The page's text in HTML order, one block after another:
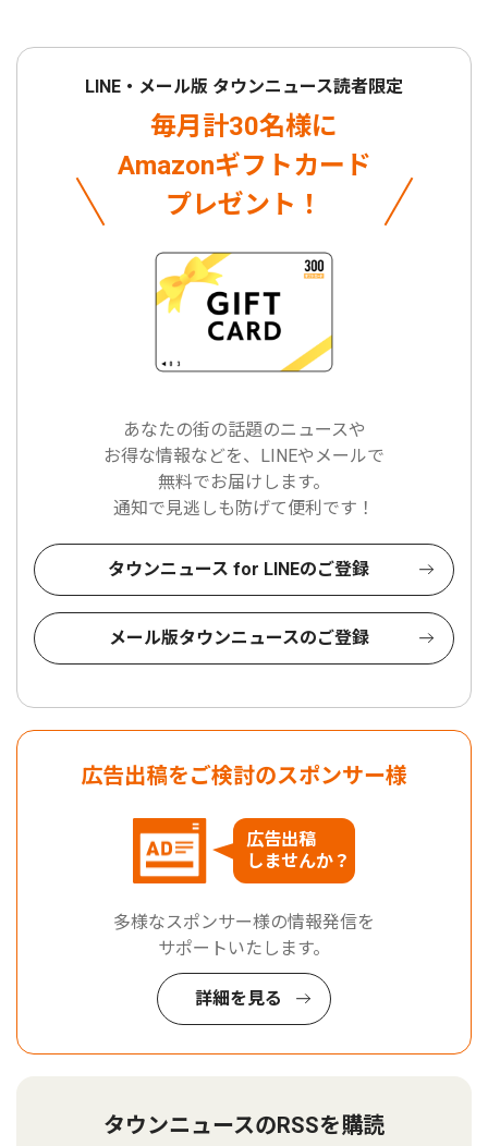
LINE・メール版 タウンニュース読者限定
毎月計30名様に
Amazonギフトカード
プレゼント！
あなたの街の話題のニュースや
お得な情報などを、LINEやメールで
無料でお届けします。
通知で見逃しも防げて便利です！
タウンニュース for LINEのご登録
メール版タウンニュースのご登録
広告出稿をご検討のスポンサー様
広告出稿
しませんか？
多様なスポンサー様の情報発信を
サポートいたします。
詳細を見る
タウンニュースのRSSを購読